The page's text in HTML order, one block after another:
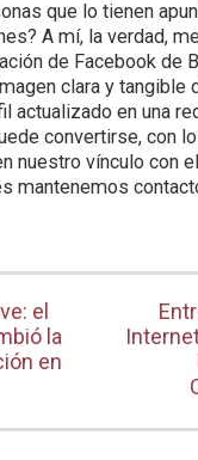
que lo tienen
A mí, la verdad,
de Facebook de
clara y tangible
actualizado en una
convertirse, con
nuestro vínculo con
mantenemos
el
la
en